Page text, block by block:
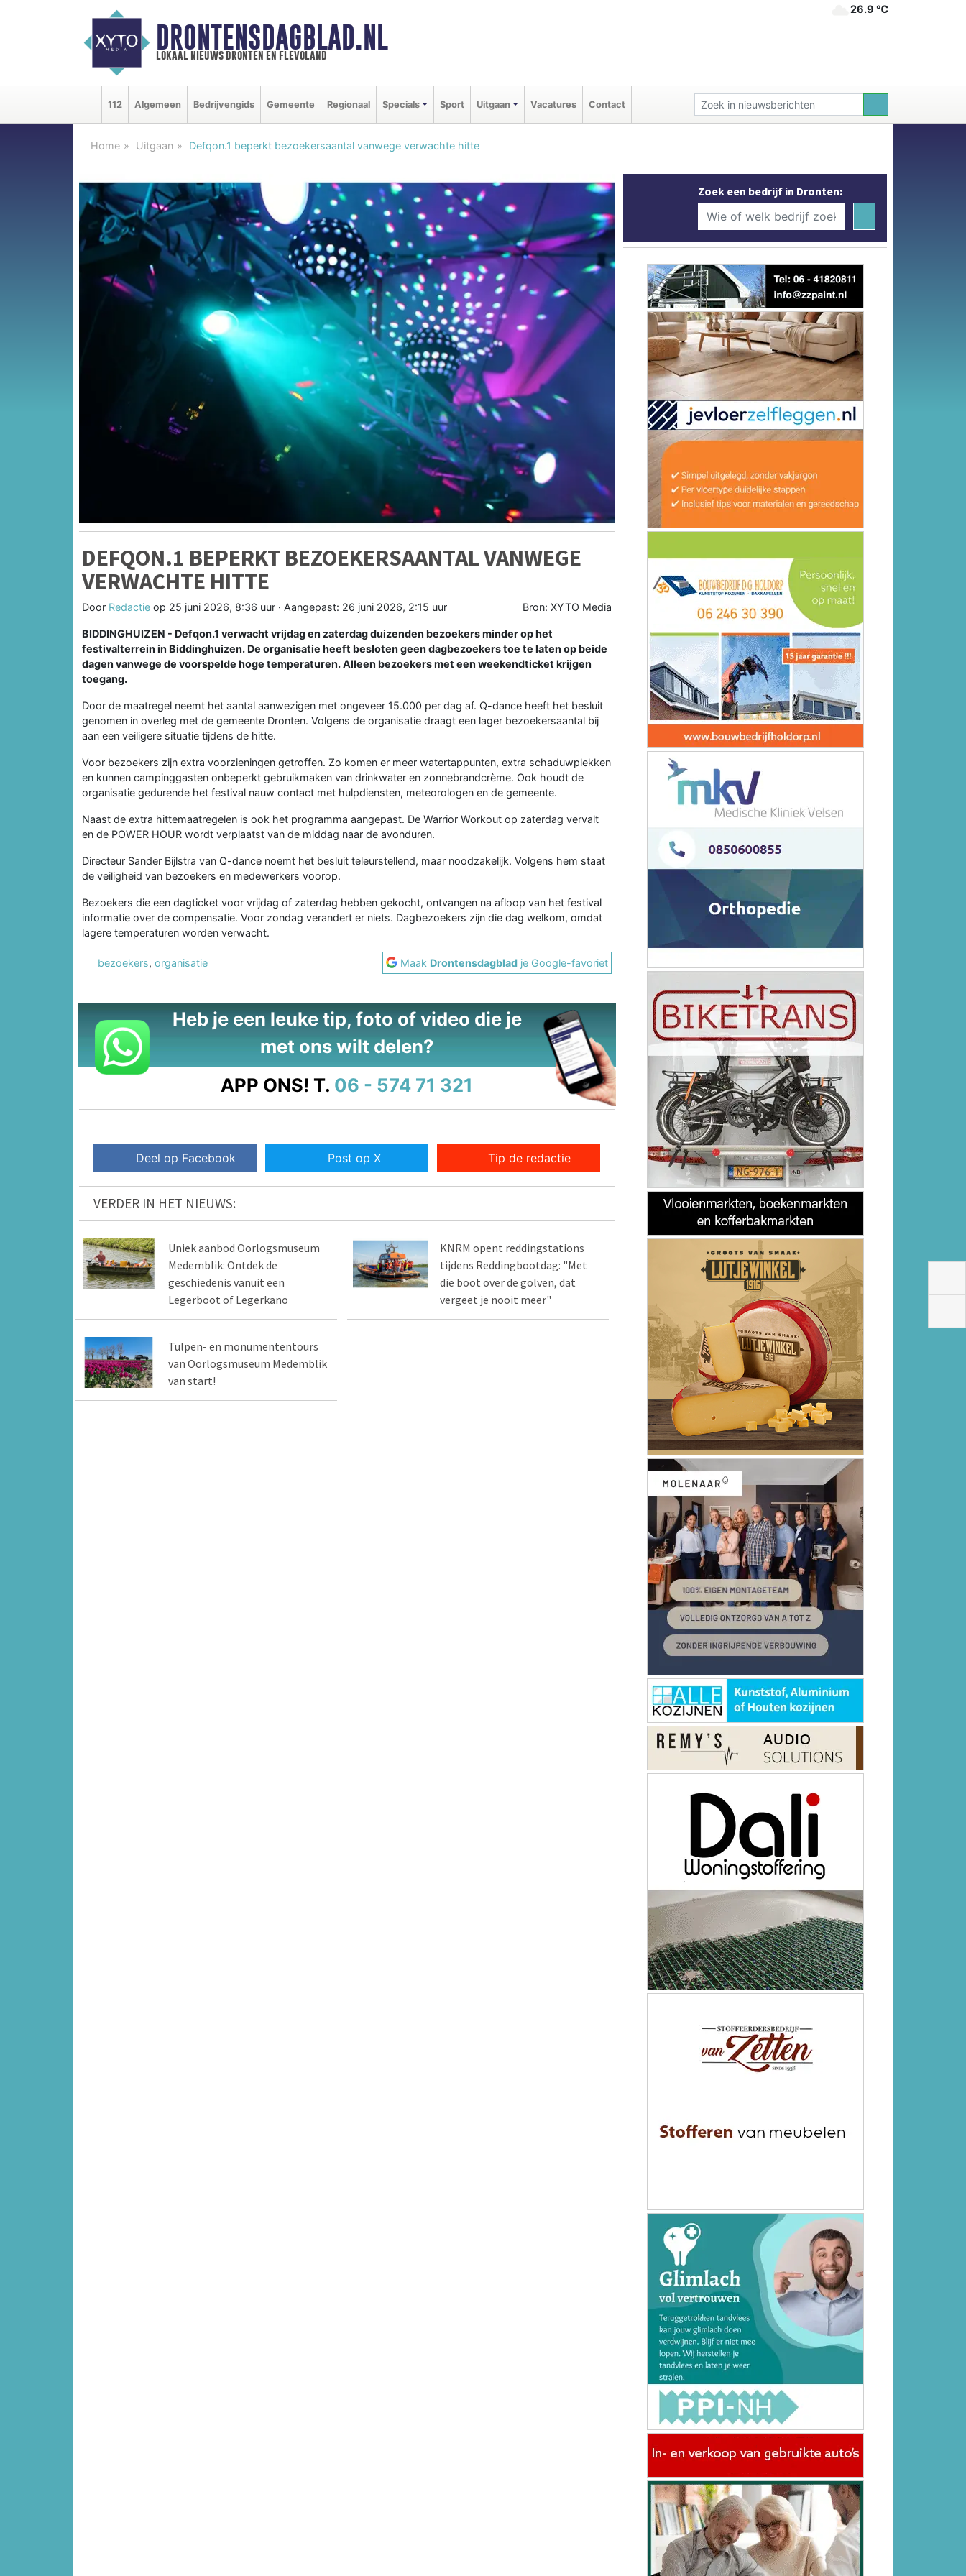
DRONTENSDAGBLAD.NL
lokaal nieuws dronten en flevoland
26.9 ℃
112 Algemeen Bedrijvengids Gemeente Regionaal Specials Sport Uitgaan Vacatures Contact
Home Uitgaan Defqon.1 beperkt bezoekersaantal vanwege verwachte hitte
DEFQON.1 BEPERKT BEZOEKERSAANTAL VANWEGE
VERWACHTE HITTE
Door Redactie op 25 juni 2026, 8:36 uur · Aangepast: 26 juni 2026, 2:15 uur Bron: XYTO Media
BIDDINGHUIZEN - Defqon.1 verwacht vrijdag en zaterdag duizenden bezoekers minder op het
festivalterrein in Biddinghuizen. De organisatie heeft besloten geen dagbezoekers toe te laten op beide
dagen vanwege de voorspelde hoge temperaturen. Alleen bezoekers met een weekendticket krijgen
toegang.
Door de maatregel neemt het aantal aanwezigen met ongeveer 15.000 per dag af. Q-dance heeft het besluit
genomen in overleg met de gemeente Dronten. Volgens de organisatie draagt een lager bezoekersaantal bij
aan een veiligere situatie tijdens de hitte.
Voor bezoekers zijn extra voorzieningen getroffen. Zo komen er meer watertappunten, extra schaduwplekken
en kunnen campinggasten onbeperkt gebruikmaken van drinkwater en zonnebrandcrème. Ook houdt de
organisatie gedurende het festival nauw contact met hulpdiensten, meteorologen en de gemeente.
Naast de extra hittemaatregelen is ook het programma aangepast. De Warrior Workout op zaterdag vervalt
en de POWER HOUR wordt verplaatst van de middag naar de avonduren.
Directeur Sander Bijlstra van Q-dance noemt het besluit teleurstellend, maar noodzakelijk. Volgens hem staat
de veiligheid van bezoekers en medewerkers voorop.
Bezoekers die een dagticket voor vrijdag of zaterdag hebben gekocht, ontvangen na afloop van het festival
informatie over de compensatie. Voor zondag verandert er niets. Dagbezoekers zijn die dag welkom, omdat
lagere temperaturen worden verwacht.
bezoekers, organisatie Maak Drontensdagblad je Google-favoriet
Heb je een leuke tip, foto of video die je
met ons wilt delen?
APP ONS! T. 06 - 574 71 321
Deel op Facebook Post op X Tip de redactie
VERDER IN HET NIEUWS:
Uniek aanbod Oorlogsmuseum
Medemblik: Ontdek de
geschiedenis vanuit een
Legerboot of Legerkano
KNRM opent reddingstations
tijdens Reddingbootdag: "Met
die boot over de golven, dat
vergeet je nooit meer"
Tulpen- en monumententours
van Oorlogsmuseum Medemblik
van start!
Zoek een bedrijf in Dronten: